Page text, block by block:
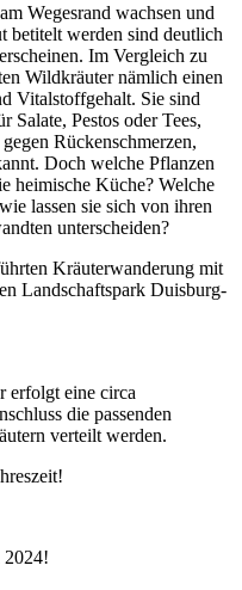
Wegesrand wachsen und
betitelt werden sind deutlich
Im Vergleich zu
Wildkräuter nämlich einen
Vitalstoffgehalt. Sie sind
Salate, Pestos oder Tees,
Rückenschmerzen,
Doch welche Pflanzen
heimische Küche? Welche
lassen sie sich von ihren
unterscheiden?
Kräuterwanderung mit
Landschaftspark Duisburg-
erfolgt eine circa
die passenden
verteilt werden.
2024!